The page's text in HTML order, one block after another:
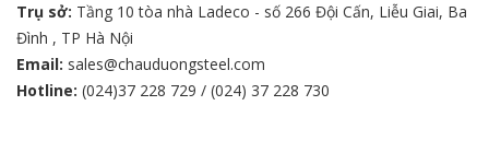
Trụ sở: Tầng 10 tòa nhà Ladeco - số 266 Đội Cấn, Liễu Giai, Ba
Đình , TP Hà Nội
Email: sales@chauduongsteel.com
Hotline: (024)37 228 729 / (024) 37 228 730